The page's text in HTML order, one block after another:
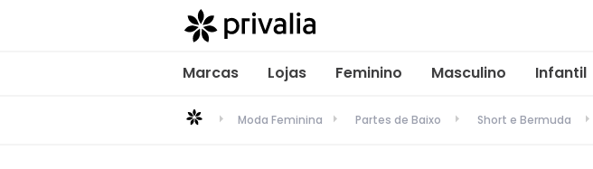
Marcas Lojas Feminino Masculino Infantil
Moda Feminina Partes de Baixo Short e Bermuda